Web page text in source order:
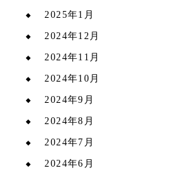
2025年1月
2024年12月
2024年11月
2024年10月
2024年9月
2024年8月
2024年7月
2024年6月